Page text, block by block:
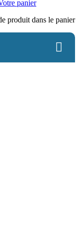
panier
produit dans le panier